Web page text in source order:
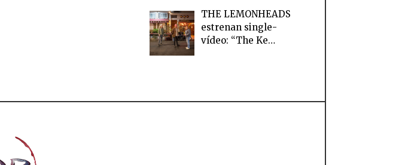
THE LEMONHEADS
estrenan single-
vídeo: “The Ke…